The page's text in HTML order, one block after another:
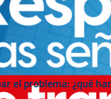
el problema: ¿qué